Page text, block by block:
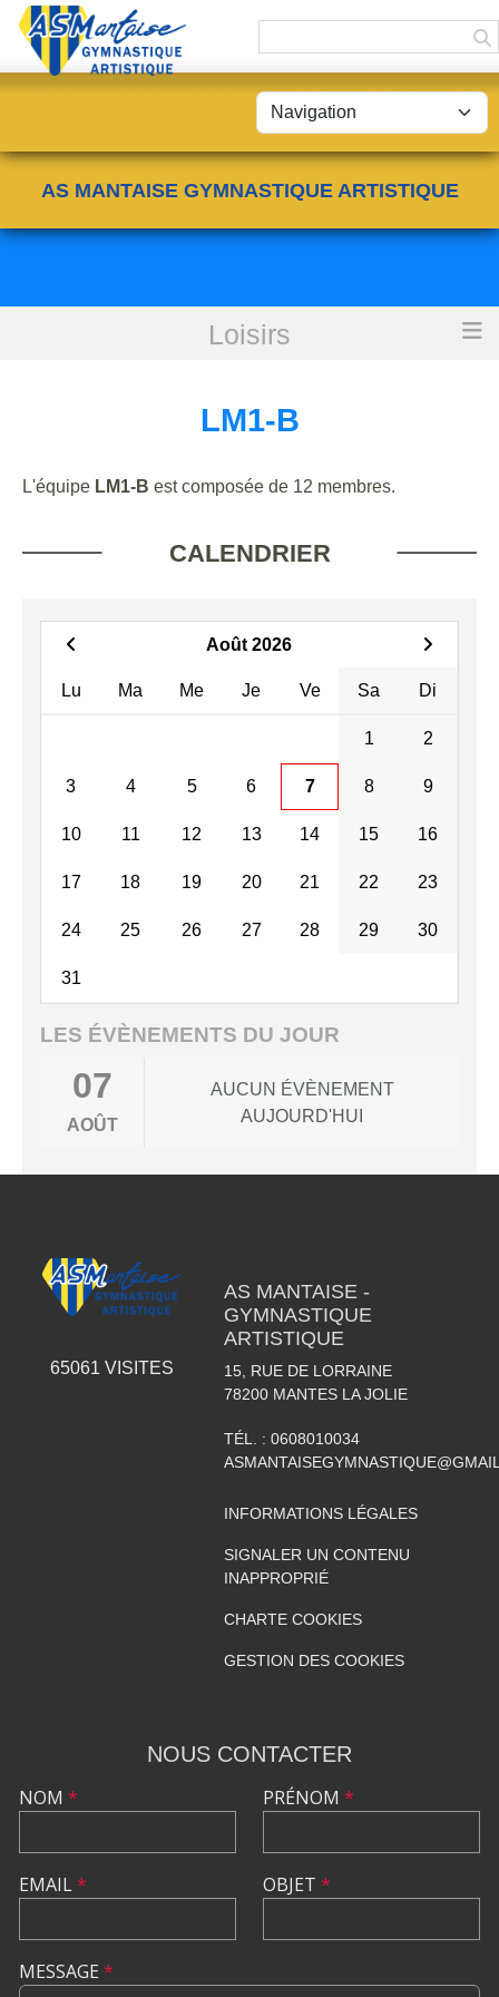
AS MANTAISE GYMNASTIQUE ARTISTIQUE
Loisirs
LM1-B
LM1-B
L'équipe LM1-B est composée de 12 membres.
CALENDRIER
Août 2026
Lu Ma Me Je Ve Sa Di
1 2
3 4 5 6 7 8 9
10 11 12 13 14 15 16
17 18 19 20 21 22 23
24 25 26 27 28 29 30
31
LES ÉVÈNEMENTS DU JOUR
07
AOÛT
AUCUN ÉVÈNEMENT
AUJOURD'HUI
65061 VISITES
AS MANTAISE -
GYMNASTIQUE
ARTISTIQUE
15, RUE DE LORRAINE
78200 MANTES LA JOLIE
TÉL. : 0608010034
INFORMATIONS LÉGALES
SIGNALER UN CONTENU
INAPPROPRIÉ
CHARTE COOKIES
GESTION DES COOKIES
NOUS CONTACTER
NOM *
EMAIL*
PRÉNOM *
OBJET *
MESSAGE *
Panneau de gestion des cookies